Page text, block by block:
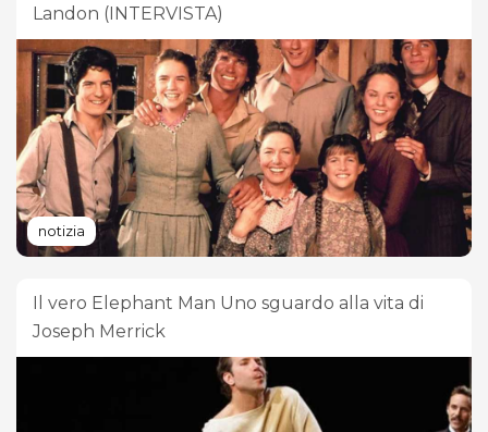
Landon (INTERVISTA)
notizia
Il vero Elephant Man Uno sguardo alla vita di
Joseph Merrick